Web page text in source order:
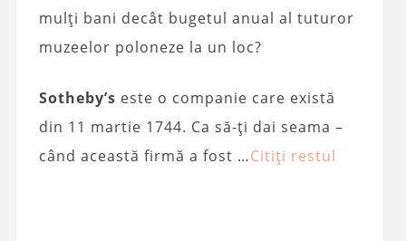
mulți bani decât bugetul anual al tuturor
muzeelor poloneze la un loc?
Sotheby’s este o companie care există
din 11 martie 1744. Ca să-ți dai seama –
când această firmă a fost …Citiți restul